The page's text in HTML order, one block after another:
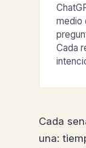
medio
Cada
Cada
una: